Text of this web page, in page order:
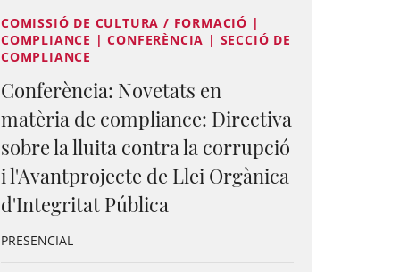
COMISSIÓ DE CULTURA / FORMACIÓ |
COMPLIANCE | CONFERÈNCIA | SECCIÓ DE
COMPLIANCE
Conferència: Novetats en
matèria de compliance: Directiva
sobre la lluita contra la corrupció
i l'Avantprojecte de Llei Orgànica
d'Integritat Pública
PRESENCIAL